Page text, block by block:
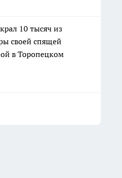
10 тысяч из
своей спящей
в Торопецком